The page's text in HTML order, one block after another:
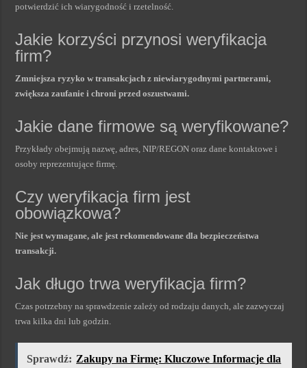
potwierdzić ich wiarygodność i rzetelność.
Jakie korzyści przynosi weryfikacja
firm?
Zmniejsza ryzyko w transakcjach z niewiarygodnymi partnerami,
zwiększa zaufanie i chroni przed oszustwami.
Jakie dane firmowe są weryfikowane?
Przykłady obejmują nazwę, adres, NIP/REGON oraz dane kontaktowe i
osoby reprezentujące firmę.
Czy weryfikacja firm jest
obowiązkowa?
Nie jest wymagane, ale jest rekomendowane dla bezpieczeństwa
transakcji.
Jak długo trwa weryfikacja firm?
Czas potrzebny na sprawdzenie zależy od rodzaju danych, ale zazwyczaj
trwa kilka dni lub godzin.
Sprawdź: Zakupy na Firmę: Kluczowe Informacje dla